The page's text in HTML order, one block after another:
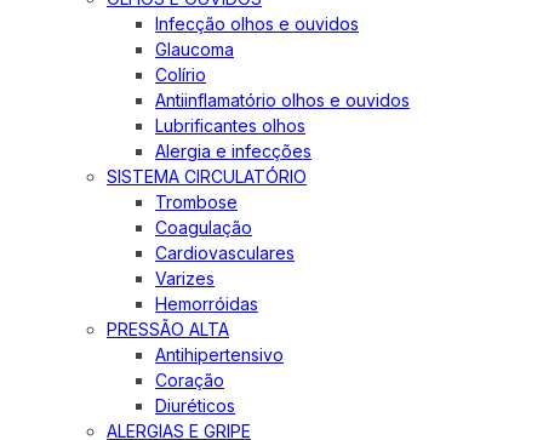
Infecção olhos e ouvidos
Glaucoma
Colírio
Antiinflamatório olhos e ouvidos
Lubrificantes olhos
Alergia e infecções
SISTEMA CIRCULATÓRIO
Trombose
Coagulação
Cardiovasculares
Varizes
Hemorróidas
PRESSÃO ALTA
Antihipertensivo
Coração
Diuréticos
ALERGIAS E GRIPE